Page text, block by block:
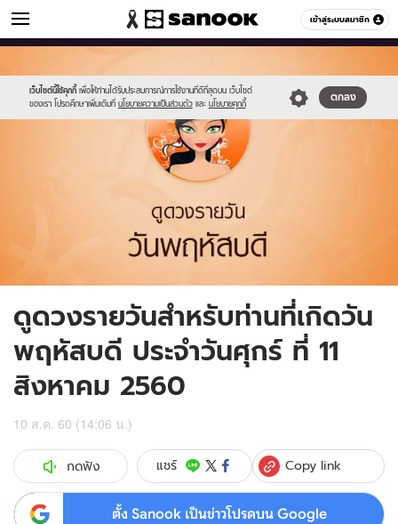
เข้าสู่ระบบสมาชิก
ดูดวง หมวดอื่นๆ
เว็บไซต์นี้ใช้คุกกี้ เพื่อให้ท่านได้รับประสบการณ์การใช้งานที่ดีที่สุดบน เว็บไซต์
ของเรา โปรดศึกษาเพิ่มเติมที่ นโยบายความเป็นส่วนตัว และ นโยบายคุกกี้
ตกลง
//s.isanook.com/sr/0/images/logo-
new-
sanook.png
//s.isanook.com/ho/0/ud/fxd/day/5_thu.jpg
ดูดวงรายวันสำหรับท่านที่เกิดวัน
พฤหัสบดี ประจำวันศุกร์ ที่ 11
สิงหาคม 2560
10 ส.ค. 60 (14:06 น.)
กดฟัง แชร์ Copy link
ตั้ง Sanook เป็นข่าวโปรดบน Google